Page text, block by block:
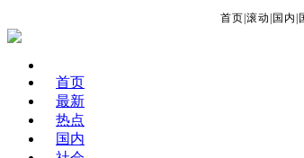
首页 滚动 国内
首页
最新
热点
国内